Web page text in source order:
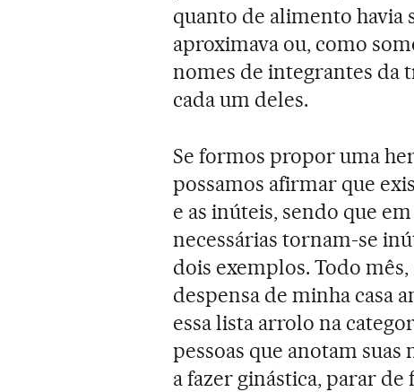
quanto de alimento havia
aproximava ou, como
nomes de integrantes da
cada um deles.
Se formos propor uma
possamos afirmar que
e as inúteis, sendo que
necessárias tornam-se
dois exemplos. Todo
despensa de minha casa
essa lista arrolo na
pessoas que anotam suas
a fazer ginástica, parar